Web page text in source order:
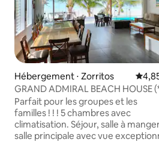
Hébergement ⋅ Zorritos
GRAND ADMIRAL BEACH HOUSE
Parfait pour les groupes et les
familles ! ! ! 5 chambres avec
climatisation. Séjour, salle à
salle principale avec vue